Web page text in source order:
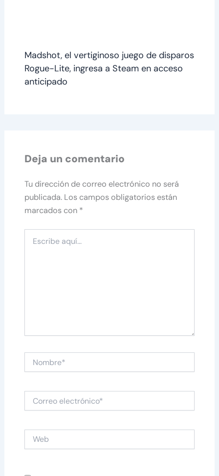
Madshot, el vertiginoso juego de disparos
Rogue-Lite, ingresa a Steam en acceso
anticipado
Deja un comentario
Tu dirección de correo electrónico no será
publicada. Los campos obligatorios están
marcados con *
aquí...
electrónico*